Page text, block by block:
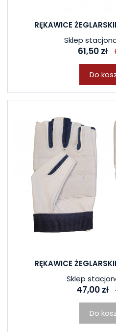
RĘKAWICE
Sklep
61,50 zł
Do
RĘKAWICE
Sklep
47,00 zł
Do